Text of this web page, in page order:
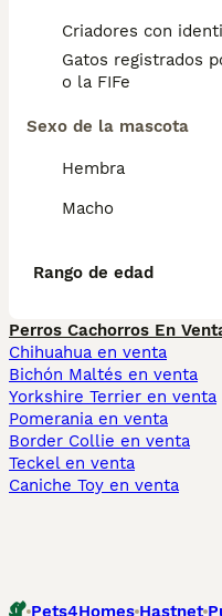
Criadores con
Gatos registrados
o la FIFe
Sexo de la mascota
Hembra
Macho
Rango de edad
Perros Cachorros En
Chihuahua en venta
Bichón Maltés en venta
Yorkshire Terrier en venta
Pomerania en venta
Border Collie en venta
Teckel en venta
Caniche Toy en venta
Pets4Homes Hastnet